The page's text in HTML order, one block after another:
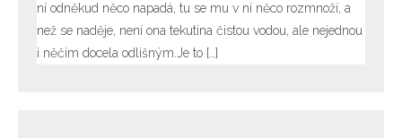
ní odněkud něco napadá, tu se mu v ní něco rozmnoží, a
než se naděje, není ona tekutina čistou vodou, ale nejednou
i něčím docela odlišným.Je to […]